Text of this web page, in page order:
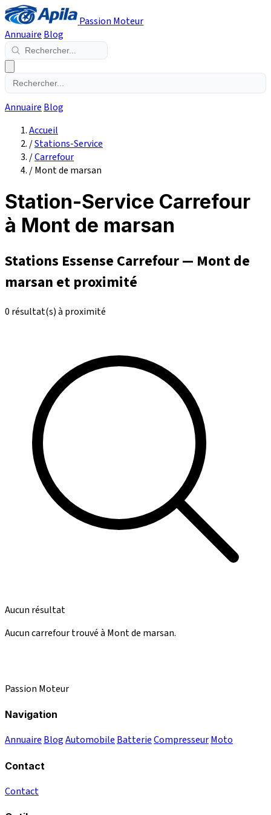
Passion Moteur
Annuaire Blog
Annuaire Blog
Accueil
/Stations-Service
/Carrefour
/Mont de marsan
Station-Service Carrefour
à Mont de marsan
Stations Essense Carrefour — Mont de
marsan et proximité
0 résultat(s) à proximité
Aucun résultat
Aucun carrefour trouvé à Mont de marsan.
Passion Moteur
Navigation
Annuaire BlogAutomobile BatterieCompresseurMoto
Contact
Contact